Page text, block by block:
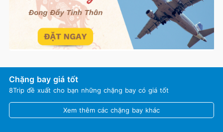
Chặng bay giá tốt
8Trip đề xuất cho bạn những chặng bay có giá tốt
Xem thêm các chặng bay khác